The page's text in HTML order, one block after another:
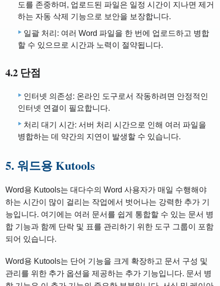
도를 존중하며, 업로드된 파일은 일정 시간이 지나면 제거
하는 자동 삭제 기능으로 보안을 보장합니다.
일괄 처리: 여러 Word 파일을 한 번에 업로드하고 병합
할 수 있으므로 시간과 노력이 절약됩니다.
4.2 단점
인터넷 의존성: 온라인 도구로서 작동하려면 안정적인
인터넷 연결이 필요합니다.
처리 대기 시간: 서버 처리 시간으로 인해 여러 파일을
병합하는 데 약간의 지연이 발생할 수 있습니다.
5. 워드용 Kutools
Word용 Kutools는 대다수의 Word 사용자가 매일 수행해야
하는 시간이 많이 걸리는 작업에서 벗어나는 강력한 추가 기
능입니다. 여기에는 여러 문서를 쉽게 통합할 수 있는 문서 병
합 기능과 함께 단락 및 표를 관리하기 위한 도구 그룹이 포함
되어 있습니다.
Word용 Kutools는 단어 기능을 크게 확장하고 문서 구성 및
관리를 위한 추가 옵션을 제공하는 추가 기능입니다. 문서 병